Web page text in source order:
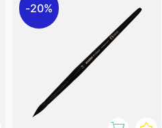
20%